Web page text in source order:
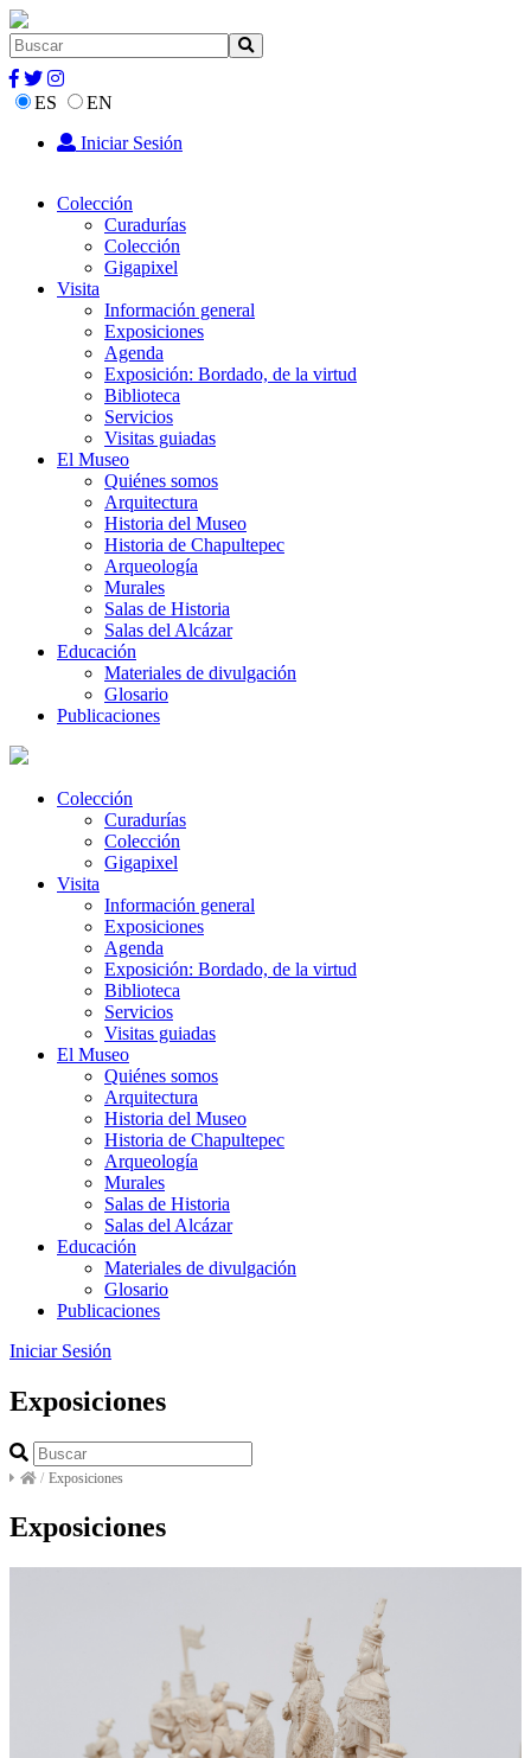
ES
EN
Iniciar Sesión
Colección
Curadurías
Colección
Gigapixel
Visita
Información general
Exposiciones
Agenda
Exposición: Bordado, de la virtud
Biblioteca
Servicios
Visitas guiadas
El Museo
Quiénes somos
Arquitectura
Historia del Museo
Historia de Chapultepec
Arqueología
Murales
Salas de Historia
Salas del Alcázar
Educación
Materiales de divulgación
Glosario
Publicaciones
Colección
Curadurías
Colección
Gigapixel
Visita
Información general
Exposiciones
Agenda
Exposición: Bordado, de la virtud
Biblioteca
Servicios
Visitas guiadas
El Museo
Quiénes somos
Arquitectura
Historia del Museo
Historia de Chapultepec
Arqueología
Murales
Salas de Historia
Salas del Alcázar
Educación
Materiales de divulgación
Glosario
Publicaciones
Iniciar Sesión
Exposiciones
/ Exposiciones
Exposiciones